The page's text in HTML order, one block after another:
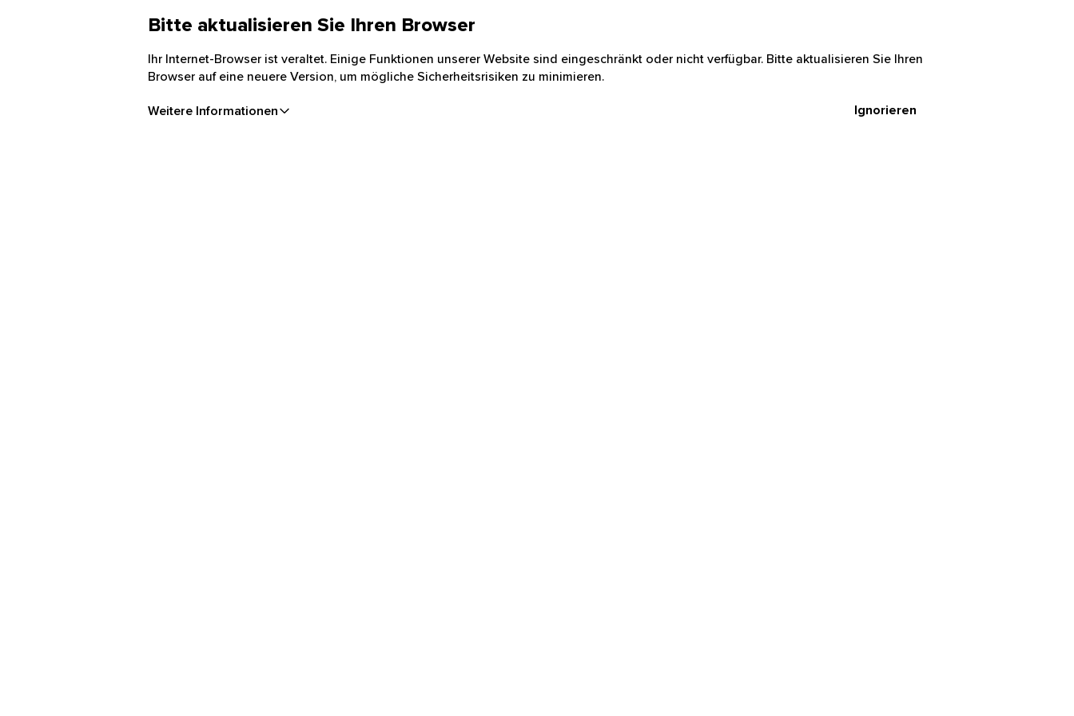
Bitte aktualisieren Sie Ihren Browser
Ihr Internet-Browser ist veraltet. Einige Funktionen unserer Website sind eingeschränkt oder nicht verfügbar. Bitte aktualisieren Sie Ihren
Browser auf eine neuere Version, um mögliche Sicherheitsrisiken zu minimieren.
Weitere Informationen Ignorieren